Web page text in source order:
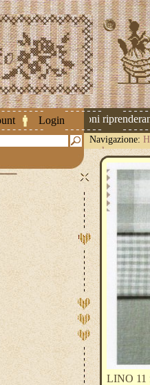
Login
! Le spedizioni
Navigazione:
perla
LINO 11